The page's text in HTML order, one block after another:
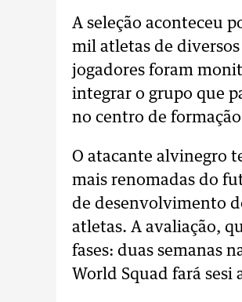
A seleção aconteceu
mil atletas de
jogadores foram
integrar o grupo que
no centro de
O atacante alvinegro
mais renomadas do
de desenvolvimento
atletas. A avaliação,
fases: duas semanas
World Squad fará sesi